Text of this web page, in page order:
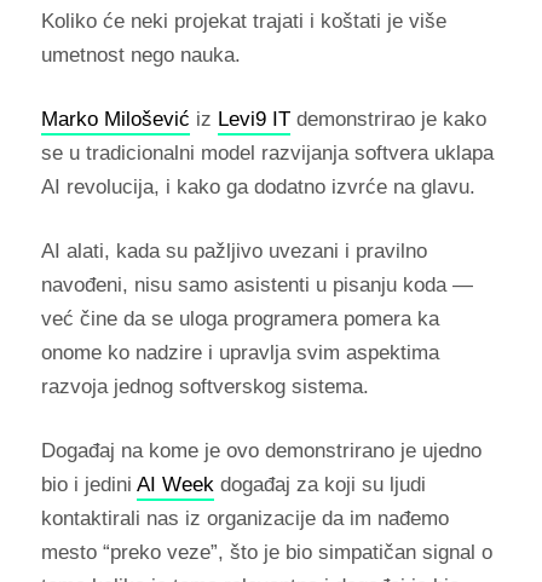
Koliko će neki projekat trajati i koštati je više
umetnost nego nauka.
Marko Milošević iz Levi9 ITdemonstrirao je kako
se u tradicionalni model razvijanja softvera uklapa
AI revolucija, i kako ga dodatno izvrće na glavu.
AI alati, kada su pažljivo uvezani i pravilno
navođeni, nisu samo asistenti u pisanju koda —
već čine da se uloga programera pomera ka
onome ko nadzire i upravlja svim aspektima
razvoja jednog softverskog sistema.
Događaj na kome je ovo demonstrirano je ujedno
bio i jedini AI Weekdogađaj za koji su ljudi
kontaktirali nas iz organizacije da im nađemo
mesto “preko veze”, što je bio simpatičan signal o